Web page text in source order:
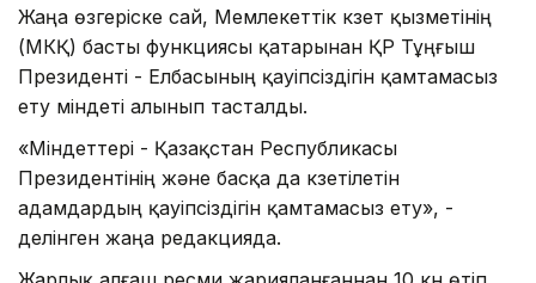
Жаңа өзгеріске сай, Мемлекеттік күзет қызметінің
(МКҚ) басты функциясы қатарынан ҚР Тұңғыш
Президенті - Елбасының қауіпсіздігін қамтамасыз
ету міндеті алынып тасталды.
«Міндеттері - Қазақстан Республикасы
Президентінің және басқа да күзетілетін
адамдардың қауіпсіздігін қамтамасыз ету», -
делінген жаңа редакцияда.